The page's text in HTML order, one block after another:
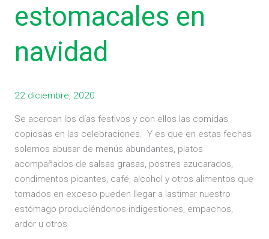
estomacales en
navidad
22 diciembre, 2020
Se acercan los días festivos y con ellos las comidas
copiosas en las celebraciones. Y es que en estas fechas
solemos abusar de menús abundantes, platos
acompañados de salsas grasas, postres azucarados,
condimentos picantes, café, alcohol y otros alimentos que
tomados en exceso pueden llegar a lastimar nuestro
estómago produciéndonos indigestiones, empachos,
ardor u otros
navidad